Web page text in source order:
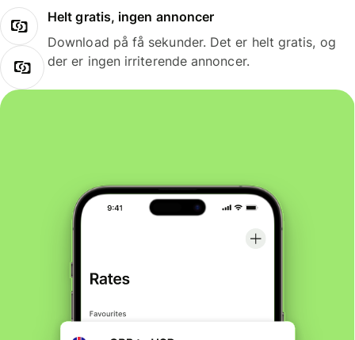
Helt gratis, ingen annoncer
Download på få sekunder. Det er helt gratis, og
der er ingen irriterende annoncer.